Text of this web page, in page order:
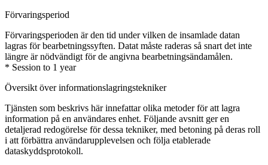
Förvaringsperiod
Förvaringsperioden är den tid under vilken de insamlade datan
lagras för bearbetningssyften. Datat måste raderas så snart det inte
längre är nödvändigt för de angivna bearbetningsändamålen.
* Session to 1 year
Översikt över informationslagringstekniker
Tjänsten som beskrivs här innefattar olika metoder för att lagra
information på en användares enhet. Följande avsnitt ger en
detaljerad redogörelse för dessa tekniker, med betoning på deras roll
i att förbättra användarupplevelsen och följa etablerade
dataskyddsprotokoll.